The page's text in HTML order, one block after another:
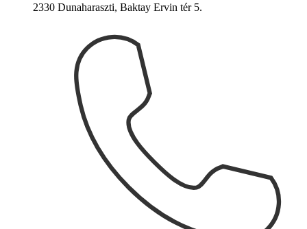
2330 Dunaharaszti, Baktay Ervin tér 5.